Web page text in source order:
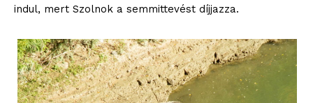
indul, mert Szolnok a semmittevést díjjazza.